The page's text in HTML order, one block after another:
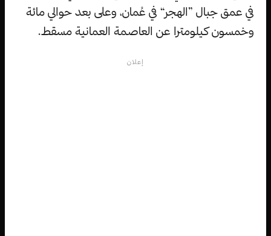
في عمق جبال ”الهجر“ في عُمان، وعلى بعد حوالي مائة
وخمسون كيلومترا عن العاصمة العمانية مسقط.
إعلان